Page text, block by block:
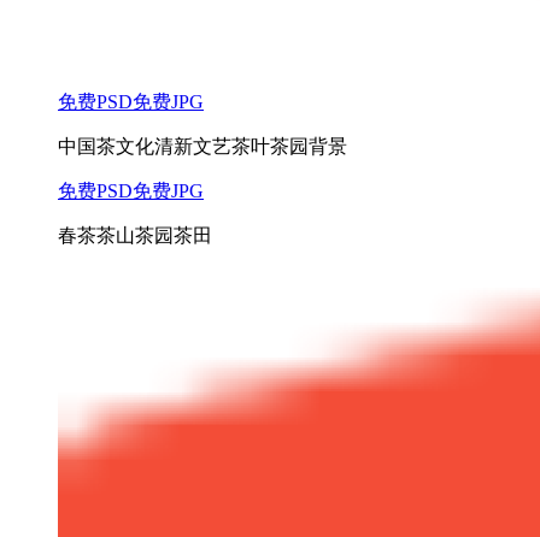
免费PSD免费JPG
中国茶文化清新文艺茶叶茶园背景
免费PSD免费JPG
春茶茶山茶园茶田